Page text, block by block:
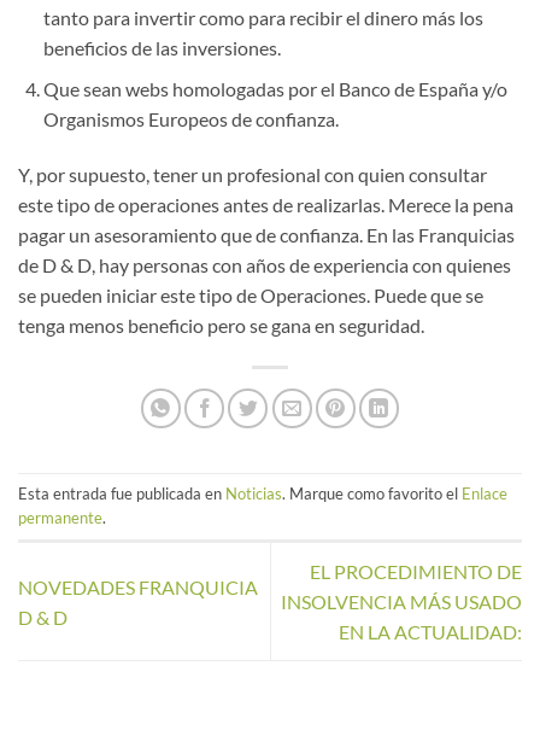
tanto para invertir como para recibir el dinero más los
beneficios de las inversiones.
Que sean webs homologadas por el Banco de España y/o
Organismos Europeos de confianza.
Y, por supuesto, tener un profesional con quien consultar
este tipo de operaciones antes de realizarlas. Merece la pena
pagar un asesoramiento que de confianza. En las Franquicias
de D & D, hay personas con años de experiencia con quienes
se pueden iniciar este tipo de Operaciones. Puede que se
tenga menos beneficio pero se gana en seguridad.
Esta entrada fue publicada en Noticias. Marque como favorito el Enlace
permanente.
NOVEDADES FRANQUICIA
D & D
EL PROCEDIMIENTO DE
INSOLVENCIA MÁS USADO
EN LA ACTUALIDAD: